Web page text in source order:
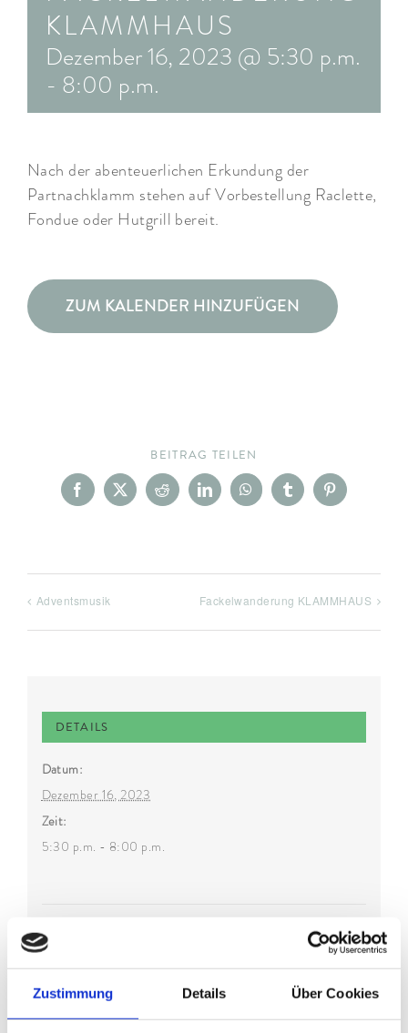
Zustimmung Details Über Cookies
ARRANGEMENTS
WISSENSWERTES
KLAMMHAUS
Dezember 16, 2023 @ 5:30 p.m.
- 8:00 p.m.
Nach der abenteuerlichen Erkundung der
Partnachklamm stehen auf Vorbestellung Raclette,
Fondue oder Hutgrill bereit.
ZUM KALENDER HINZUFÜGEN
BEITRAG TEILEN
Facebook
X RedditLinkedInWhatsAppTumblrPinterest
Adventsmusik Fackelwanderung KLAMMHAUS
DETAILS
Datum:
Dezember 16, 2023
Zeit:
5:30 p.m. - 8:00 p.m.